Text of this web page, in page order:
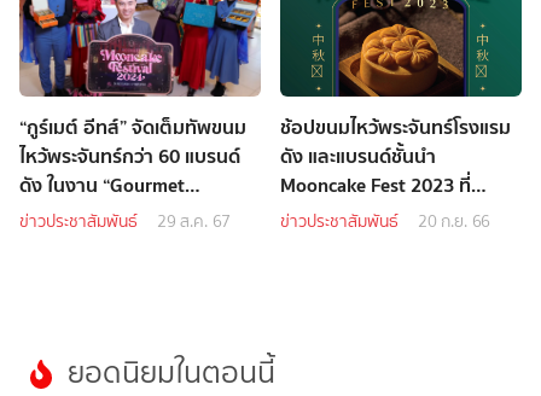
“กูร์เมต์ อีทส์” จัดเต็มทัพขนม
ไหว้พระจันทร์กว่า 60 แบรนด์
ดัง ในงาน “Gourmet
Mooncake Festival 2024”
ข่าวประชาสัมพันธ์ 29 ส.ค. 67
ช้อปขนมไหว้พระจันทร์โรงแรม
ดัง และแบรนด์ชั้นนำ
Mooncake Fest 2023 ที่
เซ็นทรัล
ข่าวประชาสัมพันธ์ 20 ก.ย. 66
ยอดนิยมในตอนนี้